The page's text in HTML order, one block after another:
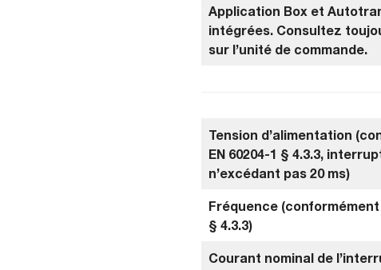
Application Box et
intégrées. Consultez
sur l’unité de commande.
Tension d’alimentation
EN 60204-1 § 4.3.3,
n’excédant pas 20 ms)
Fréquence (conformément
§ 4.3.3)
Courant nominal de